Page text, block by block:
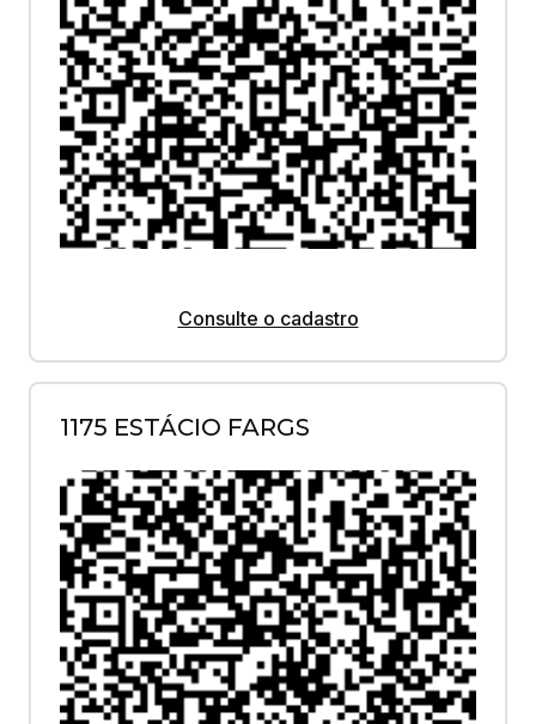
Consulte o cadastro
1175 ESTÁCIO FARGS